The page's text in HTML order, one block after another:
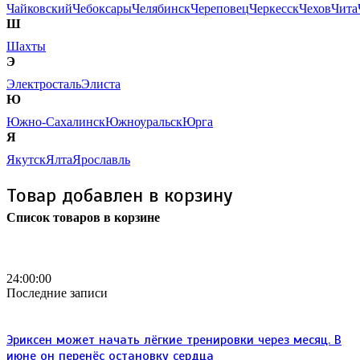
ЧайковскийЧебоксарыЧелябинскЧереповецЧеркесскЧеховЧита
Ш
Шахты
Э
ЭлектростальЭлиста
Ю
Южно-СахалинскЮжноуральскЮрга
Я
ЯкутскЯлтаЯрославль
Товар добавлен в корзину
Список товаров в корзине
24:00:00
Последние записи
Эриксен может начать лёгкие тренировки через месяц. В
июне он перенёс остановку сердца